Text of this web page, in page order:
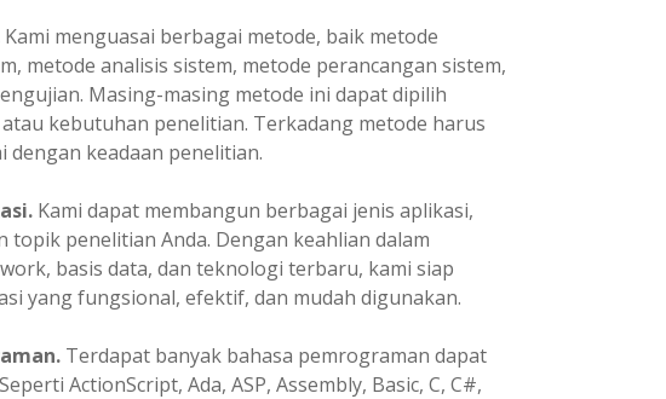
Kami menguasai berbagai metode, baik metode
metode analisis sistem, metode perancangan sistem,
Masing-masing metode ini dapat dipilih
kebutuhan penelitian. Terkadang metode harus
dengan keadaan penelitian.
Kami dapat membangun berbagai jenis aplikasi,
penelitian Anda. Dengan keahlian dalam
basis data, dan teknologi terbaru, kami siap
yang fungsional, efektif, dan mudah digunakan.
Terdapat banyak bahasa pemrograman dapat
ActionScript, Ada, ASP, Assembly, Basic, C, C#,